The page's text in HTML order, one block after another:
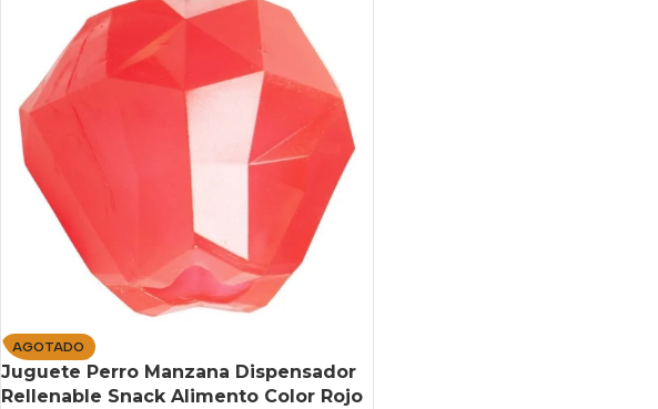
AGOTADO
Juguete Perro Manzana Dispensador
Rellenable Snack Alimento Color Rojo